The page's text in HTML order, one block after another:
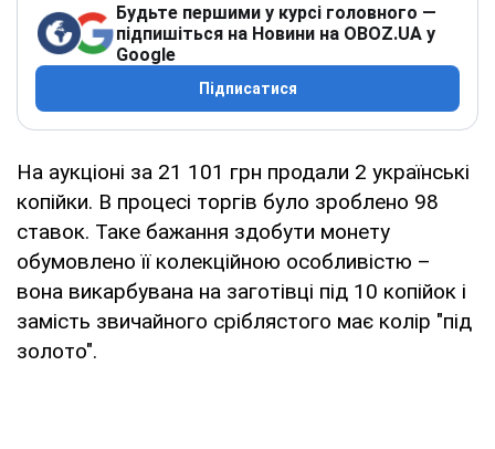
Будьте першими у курсі головного —
підпишіться на Новини на OBOZ.UA у
Google
Підписатися
На аукціоні за 21 101 грн продали 2 українські
копійки. В процесі торгів було зроблено 98
ставок. Таке бажання здобути монету
обумовлено її колекційною особливістю –
вона викарбувана на заготівці під 10 копійок і
замість звичайного сріблястого має колір "під
золото".